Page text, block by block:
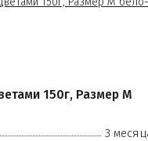
150г, Размер М
3